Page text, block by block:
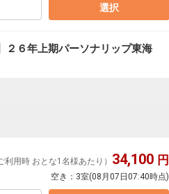
ています。
認のうえ、 予約にお進み下さい。
選択
２６年上期パーソナリップ東海
す。
認のうえ、予約にお進み下さい。
す。
利用時 おとな1名様あたり） 34,100 円
空き： 3室(08月07日07:40時点)